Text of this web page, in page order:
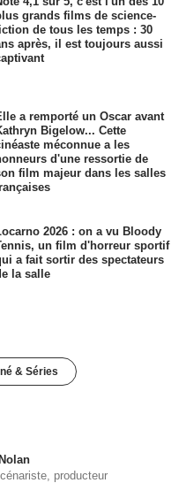
grands films de science-
de tous les temps : 30
après, il est toujours aussi
a remporté un Oscar avant
Bigelow... Cette
méconnue a les
d'une ressortie de
film majeur dans les salles
2026 : on a vu Bloody
un film d'horreur sportif
a fait sortir des spectateurs
la salle
& Séries
producteur